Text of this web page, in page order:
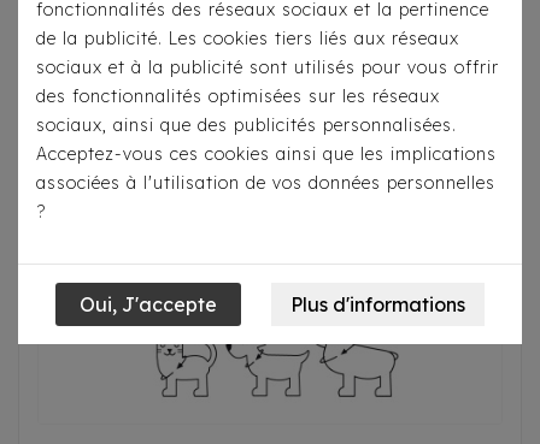
fonctionnalités des réseaux sociaux et la pertinence
de la publicité. Les cookies tiers liés aux réseaux
sociaux et à la publicité sont utilisés pour vous offrir
des fonctionnalités optimisées sur les réseaux
sociaux, ainsi que des publicités personnalisées.
Acceptez-vous ces cookies ainsi que les implications
associées à l'utilisation de vos données personnelles
?